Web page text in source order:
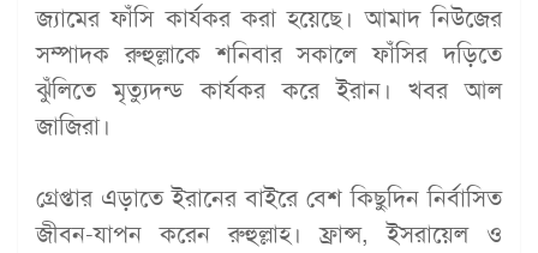
জ্যামের ফাঁসি কার্যকর করা হয়েছে। আমাদ নিউজের
সম্পাদক রুহুল্লাকে শনিবার সকালে ফাঁসির দড়িতে
ঝুঁলিতে মৃত্যুদন্ড কার্যকর করে ইরান। খবর আল
জাজিরা।
গ্রেপ্তার এড়াতে ইরানের বাইরে বেশ কিছুদিন নির্বাসিত
জীবন-যাপন করেন রুহুল্লাহ। ফ্রান্স, ইসরায়েল ও